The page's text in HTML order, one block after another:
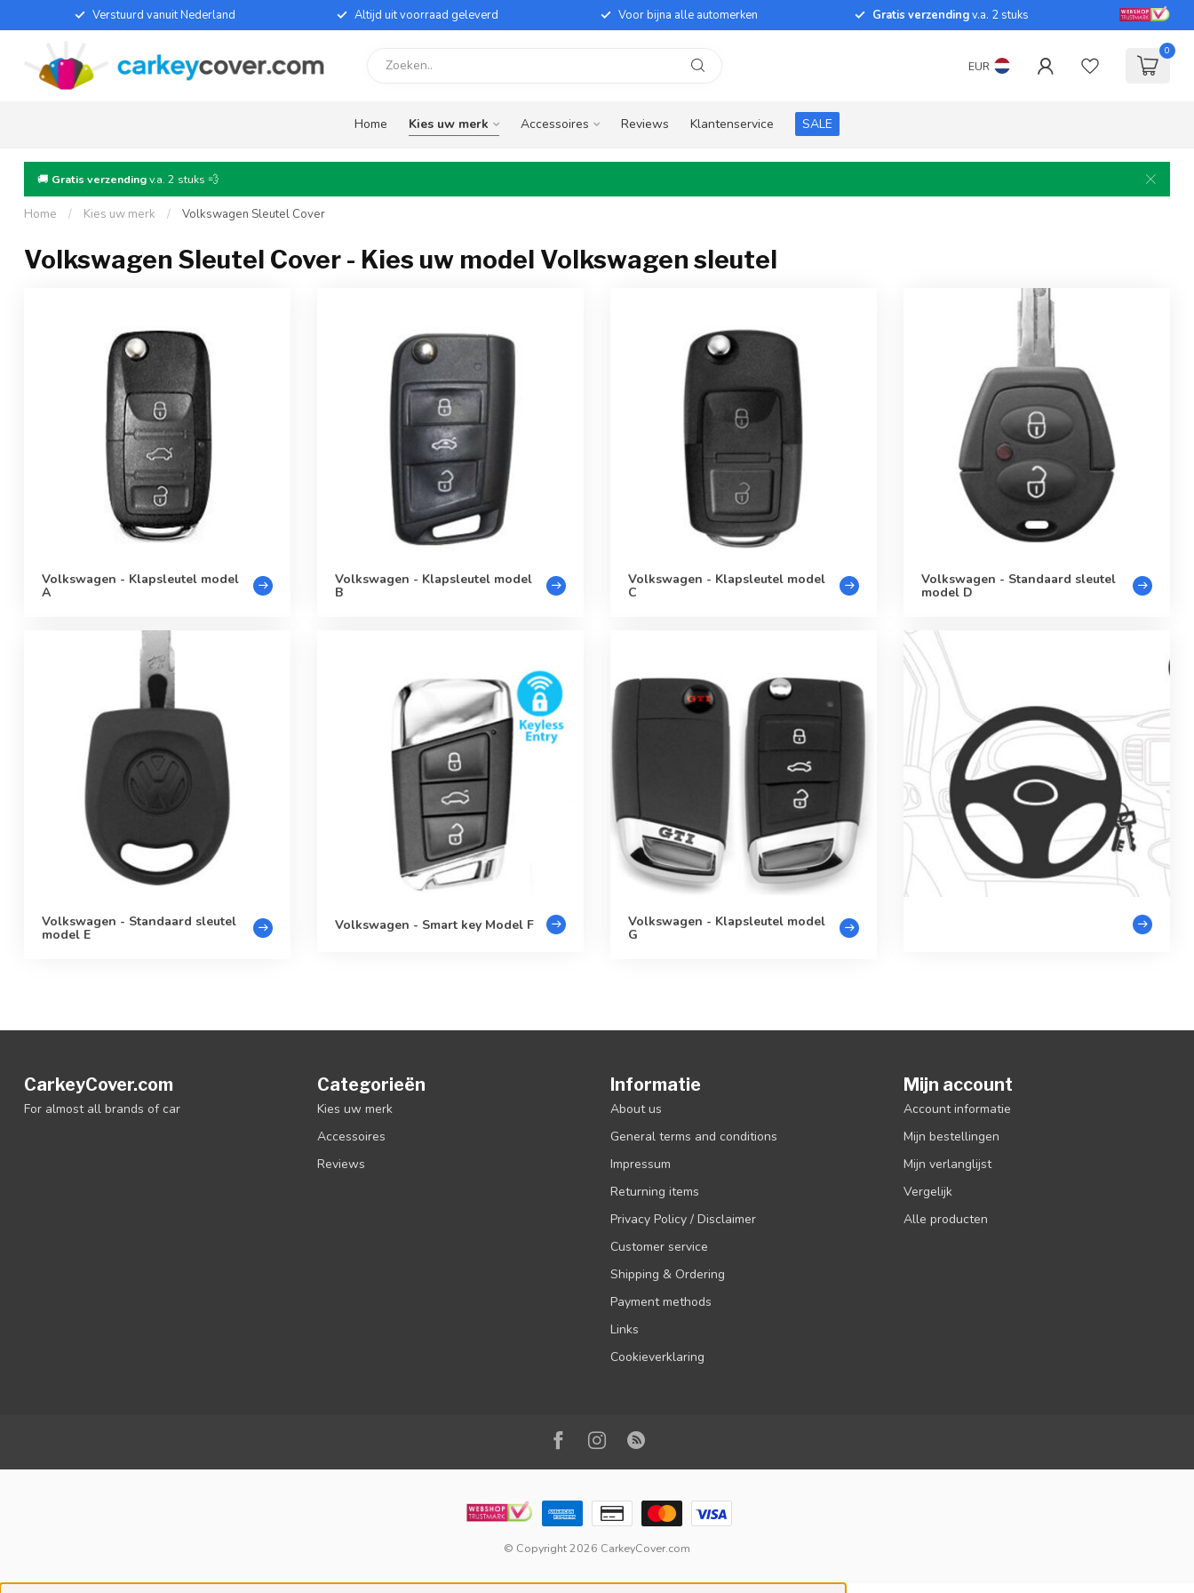
Verstuurd vanuit Nederland Altijd uit voorraad geleverd Voor bijna alle automerken Gratis verzendingv.a. 2 stuks
EUR
0
Home Kies uw merk Accessoires Reviews Klantenservice SALE
🚚 Gratis verzendingv.a. 2 stuks 💨
Home / Kies uw merk / Volkswagen Sleutel Cover
Volkswagen Sleutel Cover - Kies uw model Volkswagen sleutel
Volkswagen - Klapsleutel model
A
Volkswagen - Klapsleutel model
B
Volkswagen - Klapsleutel model
C
Volkswagen - Standaard sleutel
model D
Volkswagen - Standaard sleutel
model E
Volkswagen - Smart key Model F Volkswagen - Klapsleutel model
G
CarkeyCover.com
For almost all brands of car
Categorieën
Kies uw merk
Accessoires
Reviews
Informatie
About us
General terms and conditions
Impressum
Returning items
Privacy Policy / Disclaimer
Customer service
Shipping & Ordering
Payment methods
Links
Cookieverklaring
Mijn account
Account informatie
Mijn bestellingen
Mijn verlanglijst
Vergelijk
Alle producten
© Copyright 2026 CarkeyCover.com